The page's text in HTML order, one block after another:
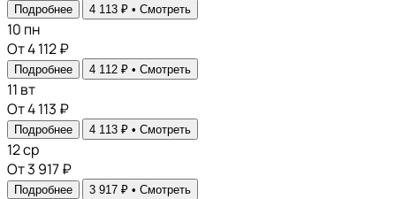
Подробнее 4 113 ₽ • Смотреть
10 пн
От 4 112 ₽
Подробнее 4 112 ₽ • Смотреть
11 вт
От 4 113 ₽
Подробнее 4 113 ₽ • Смотреть
12ср
От 3 917 ₽
Подробнее 3 917 ₽ • Смотреть